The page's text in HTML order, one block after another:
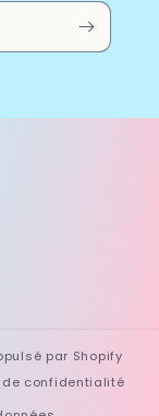
par Shopify
de confidentialité